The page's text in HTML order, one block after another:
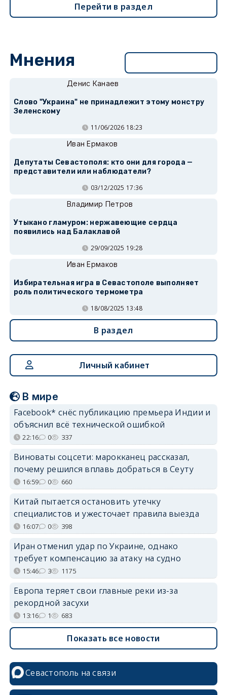
Перейти в раздел
Мнения
Денис Канаев
Слово "Украина" не принадлежит этому монстру
Зеленскому
11/06/2026 18:23
Иван Ермаков
Депутаты Севастополя: кто они для города —
представители или наблюдатели?
03/12/2025 17:36
Владимир Петров
Утыкано гламуром: нержавеющие сердца
появились над Балаклавой
29/09/2025 19:28
Иван Ермаков
Избирательная игра в Севастополе выполняет
роль политического термометра
18/08/2025 13:48
В раздел
Личный кабинет
В мире
Facebook* снёс публикацию премьера Индии и
объяснил всё технической ошибкой
22:16 0 337
Виноваты соцсети: марокканец рассказал,
почему решился вплавь добраться в Сеуту
16:59 0 660
Китай пытается остановить утечку
специалистов и ужесточает правила выезда
16:07 0 398
Иран отменил удар по Украине, однако
требует компенсацию за атаку на судно
15:46 3 1175
Европа теряет свои главные реки из-за
рекордной засухи
13:16 1 683
Показать все новости
Севастополь на связи